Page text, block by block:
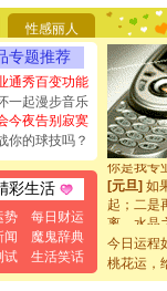
性感丽人
专题推荐
通秀百变功能
一起漫步音乐
今夜告别寂寞
你的球技吗？
彩生活
势
每日财运
闻
魔鬼辞典
试
生活笑话
要平安！
[圣诞节]
能正大光
都要快乐
[圣诞节]
如意,快
[元旦]看
断电。爱
你是我专
[元旦]如
起；二是
离。水晶
[元旦]当
泣，这痛
卖了。水
今日运程
桃花运，